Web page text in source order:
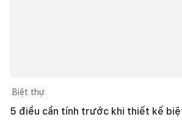
Biệt thự
5 điều cần tính trước khi thiết kế